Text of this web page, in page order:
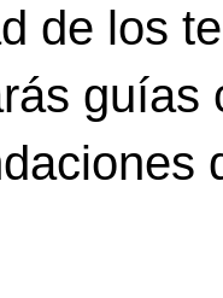
de los
guías